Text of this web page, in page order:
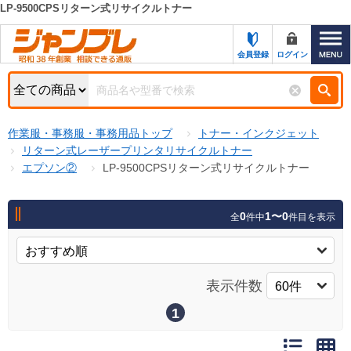
カテゴリー一覧
お知らせ
特集・キャンペーン一覧
初めての方へ
お問い合わせ
新規登録キャンペーン
キーワード検索
検索条件
商品カテゴリから選ぶ
商品ステータスで絞る
キャンペーン
LP-9500CPSリターン式リサイクルトナー
会員登録 ログイン
作業服・事務服・事務用品トップ
トナー・インクジェット
リターン式レーザープリンタリサイクルトナー
エプソン②
LP-9500CPSリターン式リサイクルトナー
全0件中1〜0件目を表示
表示件数
1